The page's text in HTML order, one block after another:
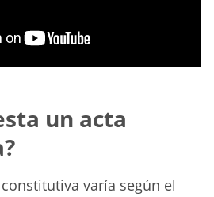
un acta
varía según el